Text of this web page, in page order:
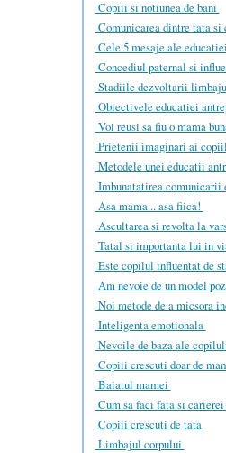
Copiii si notiunea de bani
Comunicarea dintre tata si
Cele 5 mesaje ale
Concediul paternal si
Stadiile dezvoltarii
Obiectivele educatiei
Voi reusi sa fiu o mama
Prietenii imaginari ai
Metodele unei educatii
Imbunatatirea
Asa mama... asa fiica!
Ascultarea si revolta la
Tatal si importanta lui in
Este copilul influentat de
Am nevoie de un model
Noi metode de a micsora
Inteligenta emotionala
Nevoile de baza ale
Copiii crescuti doar de
Baiatul mamei
Cum sa faci fata si
Copiii crescuti de tata
Limbajul corpului